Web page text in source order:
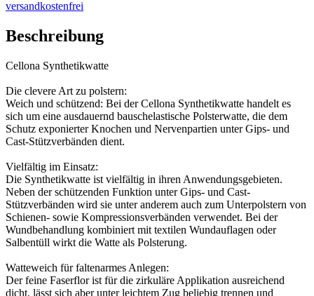
versandkostenfrei
Beschreibung
Cellona Synthetikwatte
Die clevere Art zu polstern:
Weich und schützend: Bei der Cellona Synthetikwatte handelt es
sich um eine ausdauernd bauschelastische Polsterwatte, die dem
Schutz exponierter Knochen und Nervenpartien unter Gips- und
Cast-Stützverbänden dient.
Vielfältig im Einsatz:
Die Synthetikwatte ist vielfältig in ihren Anwendungsgebieten.
Neben der schützenden Funktion unter Gips- und Cast-
Stützverbänden wird sie unter anderem auch zum Unterpolstern von
Schienen- sowie Kompressionsverbänden verwendet. Bei der
Wundbehandlung kombiniert mit textilen Wundauflagen oder
Salbentüll wirkt die Watte als Polsterung.
Watteweich für faltenarmes Anlegen:
Der feine Faserflor ist für die zirkuläre Applikation ausreichend
dicht, lässt sich aber unter leichtem Zug beliebig trennen und